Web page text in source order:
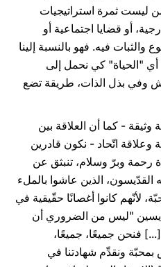
ليست ثمرة استراتيجيات
أو قضايا اجتماعية أو
والثبات فيه. فهو بالنسبة إلينا
أي "الحياة" كي نحمل إلى
وفي بذل الذات، طريقة تضع
وثيقة - كما أن العلاقة بين
وعلاقة اتّحاد - نكون قادرين
رحمة وبرّ وسلام، تنبثق عن
القدّيسون، الذين عاشوا بالملء
لأنّهم كانوا أغصانًا حقّيقية في
"ليس من الضروري أن
[...] فنحن جميعًا، جميعًا،
ونقدِّم شهادتنا في